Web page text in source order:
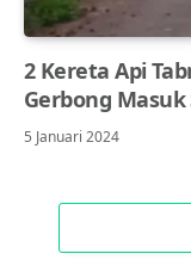
2 Kereta Api
Gerbong Masuk
5 Januari 2024